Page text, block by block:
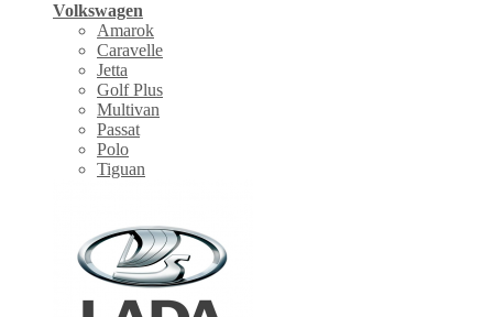
Volkswagen
Amarok
Caravelle
Jetta
Golf Plus
Multivan
Passat
Polo
Tiguan